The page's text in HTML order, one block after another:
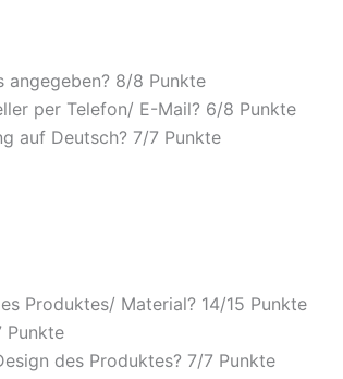
angegeben? 8/8 Punkte
per Telefon/ E-Mail? 6/8 Punkte
auf Deutsch? 7/7 Punkte
Produktes/ Material? 14/15 Punkte
Punkte
des Produktes? 7/7 Punkte